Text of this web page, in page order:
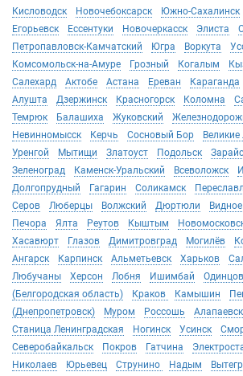
Кисловодск
Новочебоксарск Южно-Сахалинск
Егорьевск
Ессентуки Новочеркасск Элиста
Петропавловск-Камчатский
Югра Воркута
Комсомольск-на-Амуре
Грозный Когалым
Салехард
Актобе Астана Ереван Караганда
Алушта
Дзержинск Красногорск Коломна
Темрюк
Балашиха Жуковский
Невинномысск
Керчь Сосновый Бор Великие
Уренгой
Мытищи Златоуст Подольск
Зеленоград
Каменск-Уральский Всеволожск
Долгопрудный
Гагарин Соликамск
Серов
Люберцы Волжский Дюртюли Видное
Печора
Ялта Реутов Кыштым
Хасавюрт
Глазов Димитровград Могилёв
Ангарск
Карпинск Альметьевск Харьков
Любучаны
Херсон Лобня Ишимбай
(Белгородская область)
Краков Камышин
(Днепропетровск)
Муром Россошь Алапаевск
Станица Ленинградская
Ногинск Усинск
Северобайкальск
Покров Гатчина
Николаев
Юрьевец Струнино Надым